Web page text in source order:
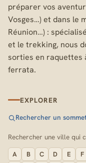
préparer vos
Vosges…) et dans le
Réunion…) :
et le trekking, nous
sorties en raquettes
ferrata.
EXPLORER
Rechercher un
Rechercher une ville qui
A B C D E F